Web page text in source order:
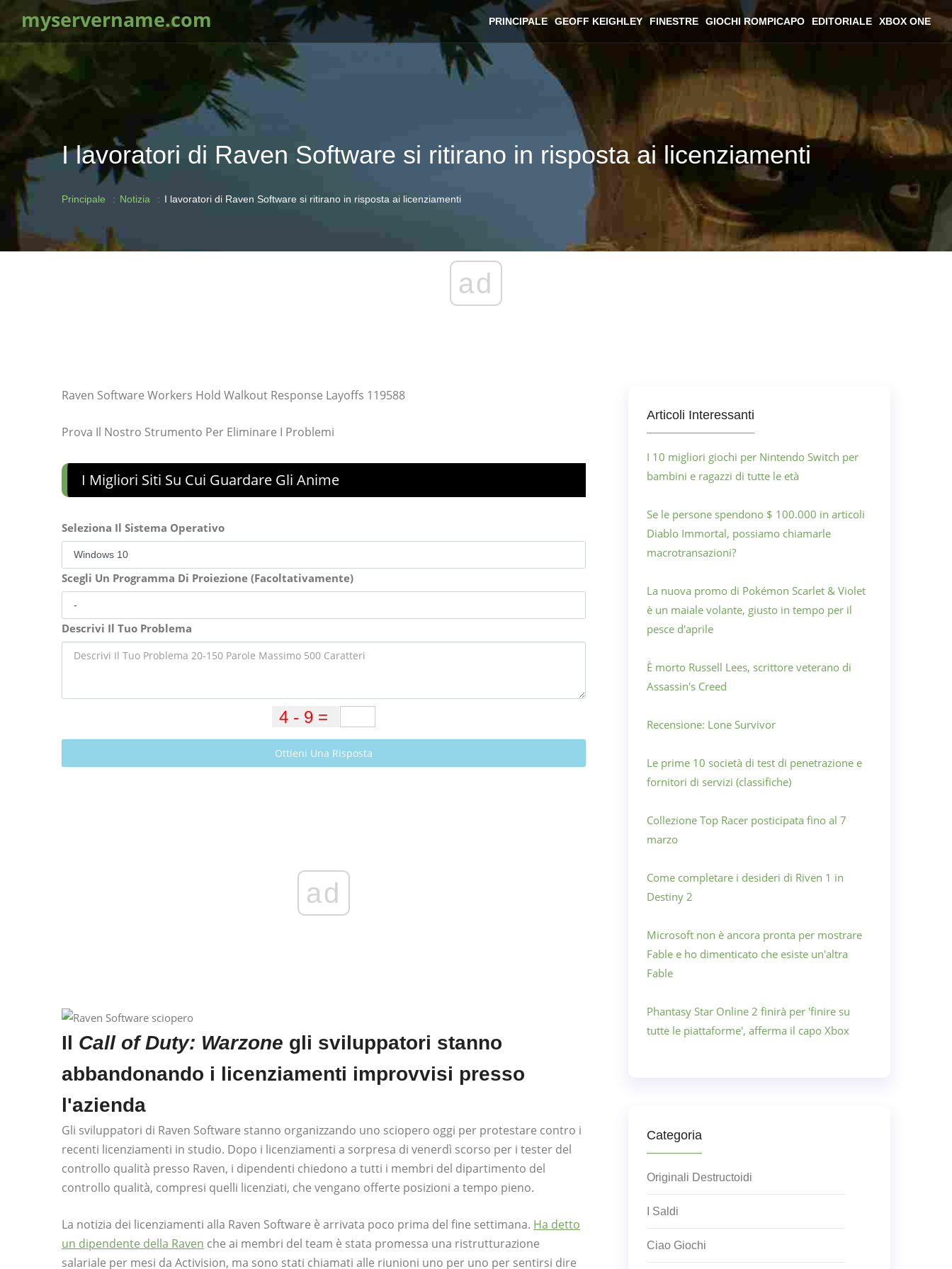
myservername.com PRINCIPALE GEOFF KEIGHLEY FINESTRE GIOCHI ROMPICAPO EDITORIALE XBOX ONE
I lavoratori di Raven Software si ritirano in risposta ai licenziamenti
Principale Notizia I lavoratori di Raven Software si ritirano in risposta ai licenziamenti
ad
Raven Software Workers Hold Walkout Response Layoffs 119588
Prova Il Nostro Strumento Per Eliminare I Problemi
I Migliori Siti Su Cui Guardare Gli Anime
Seleziona Il Sistema Operativo
Scegli Un Programma Di Proiezione (Facoltativamente)
Descrivi Il Tuo Problema
Ottieni Una Risposta
ad
Il Call of Duty: Warzone gli sviluppatori stanno
abbandonando i licenziamenti improvvisi presso
l'azienda
Gli sviluppatori di Raven Software stanno organizzando uno sciopero oggi per protestare contro i
recenti licenziamenti in studio. Dopo i licenziamenti a sorpresa di venerdì scorso per i tester del
controllo qualità presso Raven, i dipendenti chiedono a tutti i membri del dipartimento del
controllo qualità, compresi quelli licenziati, che vengano offerte posizioni a tempo pieno.
La notizia dei licenziamenti alla Raven Software è arrivata poco prima del fine settimana. Ha detto
un dipendente della Raven che ai membri del team è stata promessa una ristrutturazione
salariale per mesi da Activision, ma sono stati chiamati alle riunioni uno per uno per sentirsi dire
Articoli Interessanti
I 10 migliori giochi per Nintendo Switch per
bambini e ragazzi di tutte le età
Se le persone spendono $ 100.000 in articoli
Diablo Immortal, possiamo chiamarle
macrotransazioni?
La nuova promo di Pokémon Scarlet & Violet
è un maiale volante, giusto in tempo per il
pesce d'aprile
È morto Russell Lees, scrittore veterano di
Assassin's Creed
Recensione: Lone Survivor
Le prime 10 società di test di penetrazione e
fornitori di servizi (classifiche)
Collezione Top Racer posticipata fino al 7
marzo
Come completare i desideri di Riven 1 in
Destiny 2
Microsoft non è ancora pronta per mostrare
Fable e ho dimenticato che esiste un'altra
Fable
Phantasy Star Online 2 finirà per 'finire su
tutte le piattaforme', afferma il capo Xbox
Categoria
Originali Destructoidi
I Saldi
Ciao Giochi